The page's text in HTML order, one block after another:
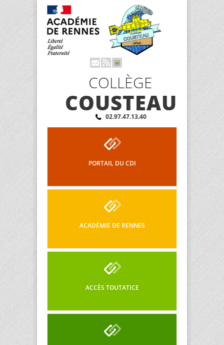
COLLÈGE
COUSTEAU
02.97.47.13.40
PORTAIL DU CDI
ACADÉMIE DE RENNES
ACCÈS TOUTATICE